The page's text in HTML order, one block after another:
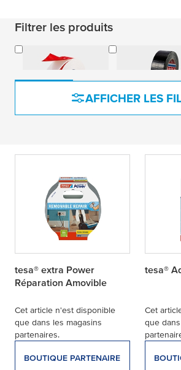
Filtrer les produits
Rubans de
montage
Rubans
pour
AFFICHER LES
tesa® extra Power
Réparation Amovible
Cet article n'est disponible
que dans les magasins
partenaires.
BOUTIQUE PARTENAIRE
tesa®
Cet
que